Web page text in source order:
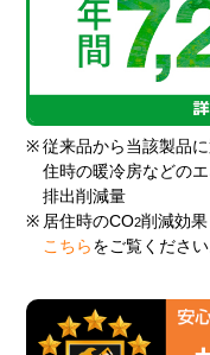
※ 従来品から当該製品
住時の暖冷房などの
排出削減量
※ 居住時のCO2削減効果
こちら をご覧ください